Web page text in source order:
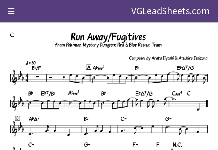
VGLeadSheets.com